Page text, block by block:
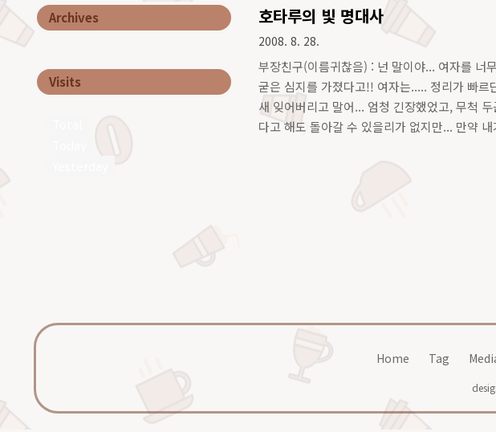
Archives
Visits
호타루의 빛 명대사
2008. 8. 28.
부장친구(이름귀찮음) : 넌 말이야... 여자를 너
굳은 심지를 가졌다고!! 여자는..... 정리가 빠
새 잊어버리고 말어... 엄청 긴장했었고, 무척
다고 해도 돌아갈 수 있을리가 없지만... 만약
Home Tag